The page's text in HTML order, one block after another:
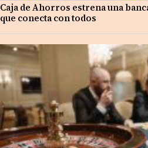
Caja de Ahorros estrena una
que conecta con todos